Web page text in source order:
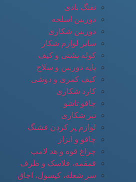
تفنگ بادی
دوربین اسلحه
دوربین شکاری
سایر لوازم شکار
کوله پشتی و کیف
پایه دوربین و سلاح
کیف کمری و دوشی
کارد شکاری
چاقو تاشو
تبر شکاری
لوازم پر کردن فشنگ
چاقو و ابزار
چراغ قوه و هد لامپ
قمقمه، فلاسک و ظرف
سر شعله، کپسول، اجاق